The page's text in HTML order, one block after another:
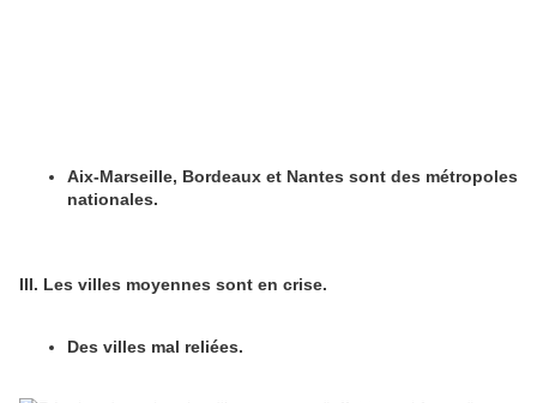
Aix-Marseille, Bordeaux et Nantes sont des métropoles
nationales.
III. Les villes moyennes sont en crise.
Des villes mal reliées.